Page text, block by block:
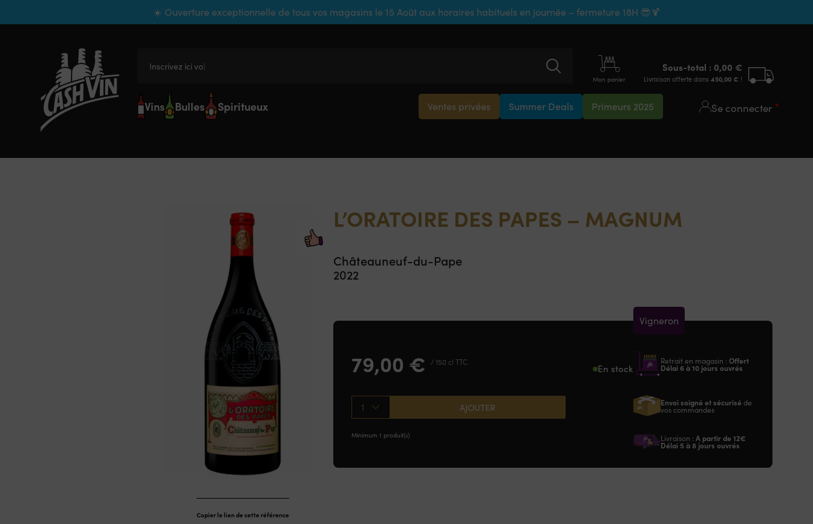
☀️ Ouverture exceptionnelle de tous vos magasins le 15 Août aux horaires habituels en journée – fermeture 18H 😎🍹
Inscrivez ici votre r
Mon panier
Sous-total : 0,00 €
Livraison offerte dans 450,00 € !
Vins Bulles Spiritueux Ventes privées Summer Deals Primeurs 2025 Se connecter
Copier le lien de cette référence
L’ORATOIRE DES PAPES – MAGNUM
Châteauneuf-du-Pape
2022
79,00 € / 150 cl TTC En stock
1 AJOUTER
Minimum 1 produit(s)
Vigneron
Retrait en magasin : Offert
Délai 6 à 10 jours ouvrés
Envoi soigné et sécurisé de
vos commandes
Livraison : A partir de 12€
Délai 5 à 8 jours ouvrés